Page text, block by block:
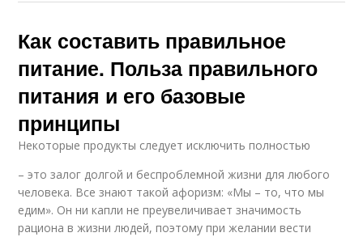
Как составить правильное
питание. Польза правильного
питания и его базовые
принципы
Некоторые продукты следует исключить полностью
– это залог долгой и беспроблемной жизни для любого
человека. Все знают такой афоризм: «Мы – то, что мы
едим». Он ни капли не преувеличивает значимость
рациона в жизни людей, поэтому при желании вести